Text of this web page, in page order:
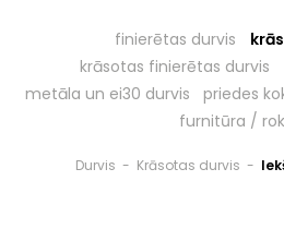
finierētas durvis
krāsotas finierētas durvis
metāla un ei30 durvis
priedes
furnitūra /
Durvis - Krāsotas durvis -